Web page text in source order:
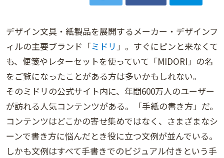
デザイン文具・紙製品を展開するメーカー・デザインフ
ィルの主要ブランド「ミドリ 」。すぐにピンと来なくて
も、便箋やレターセットを使っていて「MIDORI」の名
をご覧になったことがある方は多いかもしれない。
そのミドリの公式サイト内に、年間600万人のユーザー
が訪れる人気コンテンツがある。「手紙の書き方」だ。
コンテンツはどこかの寄せ集めではなく、さまざまなシ
ーンで書き方に悩んだとき役に立つ文例が並んでいる。
しかも文例はすべて手書きでのビジュアル付きという手